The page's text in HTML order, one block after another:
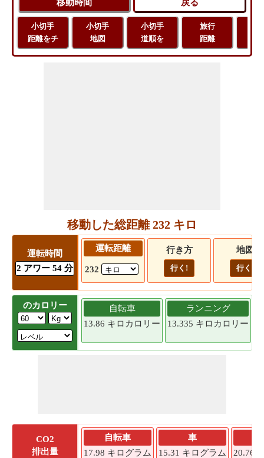
小切手
距離をチ
小切手
地図
小切手
道順を
旅行
距離
移動した総距離 232 キロ
運転時間
2 アワー 54 分
運転距離
232
行き方
行く!
地図
行く!
のカロリー
自転車
13.86 キロカロリー
ランニング
13.335 キロカロリー
CO2
排出量
自転車
17.98 キログラム
車
15.31 キログラム
20.76